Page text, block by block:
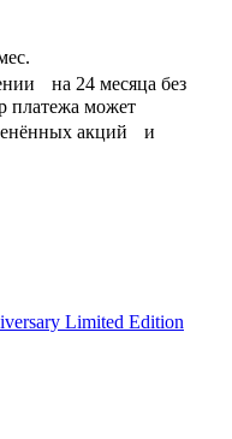
на 24 месяца без
платежа может
акций и
Limited Edition